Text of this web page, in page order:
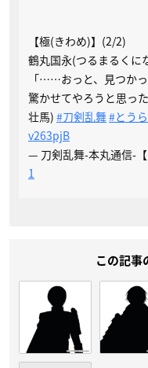
【極(きわめ)】(2/2)
鶴丸国永(つるまるくに
「……おっと、見つか
驚かせてやろうと思っ
壮馬) #刀剣乱舞#とう
v263pjB
— 刀剣乱舞-本丸通信-
1
この記事